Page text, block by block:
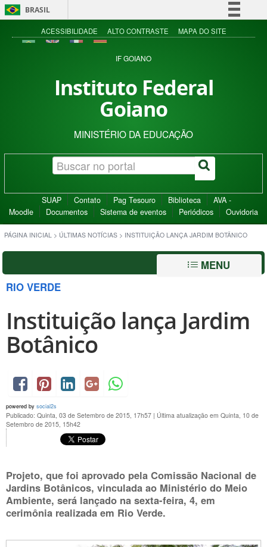
BRASIL
Simplifique!
Acesso à informação
ACESSIBILIDADE ALTO CONTRASTE MAPA DO SITE
IF GOIANO
Instituto Federal
Goiano
MINISTÉRIO DA EDUCAÇÃO
SUAP Contato Pag Tesouro Biblioteca
AVA -
Moodle
Documentos Sistema de eventos Periódicos Ouvidoria
PÁGINA INICIAL > ÚLTIMAS NOTÍCIAS > INSTITUIÇÃO LANÇA JARDIM BOTÂNICO
MENU
RIO VERDE
Instituição lança Jardim
Botânico
powered by social2s
Publicado: Quinta, 03 de Setembro de 2015, 17h57 | Última atualização em Quinta, 10 de
Setembro de 2015, 15h42
Projeto, que foi aprovado pela Comissão Nacional de
Jardins Botânicos, vinculada ao Ministério do Meio
Ambiente, será lançado na sexta-feira, 4, em
cerimônia realizada em Rio Verde.